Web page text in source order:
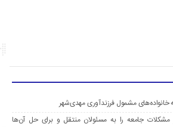
خانواده‌های مشمول فرزندآوری مهدی‌شهر
مشکلات جامعه را به مسئولان منتقل و برای حل آن‌ها